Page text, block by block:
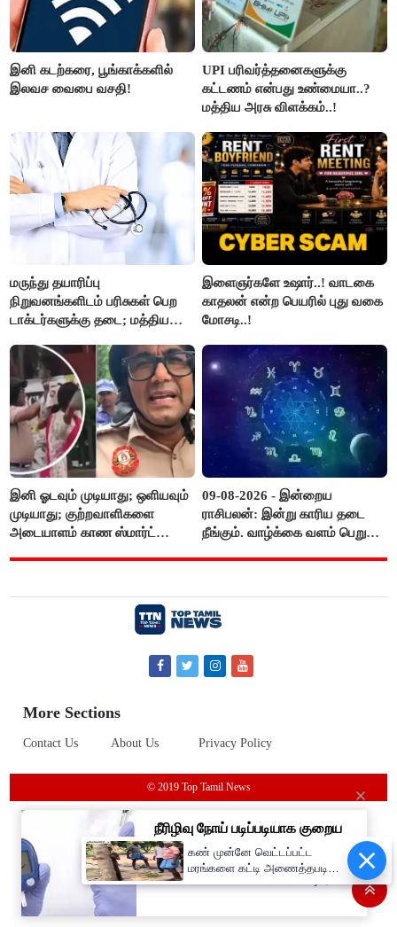
இனி கடற்கரை, பூங்காக்களில்
இலவச வைபை வசதி!
UPI பரிவர்த்தனைகளுக்கு
கட்டணம் என்பது உண்மையா..?
மத்திய அரசு விளக்கம்..!
மருந்து தயாரிப்பு
நிறுவனங்களிடம் பரிசுகள் பெற
டாக்டர்களுக்கு தடை; மத்திய
இளைஞர்களே உஷார்..! வாடகை
காதலன் என்ற பெயரில் புது வகை
மோசடி..!
இனி ஓடவும் முடியாது; ஒளியவும்
முடியாது; குற்றவாளிகளை
அடையாளம் காண ஸ்மார்ட்
09-08-2026 - இன்றைய
ராசிபலன்: இன்று காரிய தடை
நீங்கும். வாழ்க்கை வளம் பெறும்.
More Sections
Contact Us About Us Privacy Policy
© 2019 Top Tamil News
கண் முன்னே வெட்டப்பட்ட
மரங்களை கட்டி அணைத்தபடி
கதறி அழுத பெண்- வீடியோ